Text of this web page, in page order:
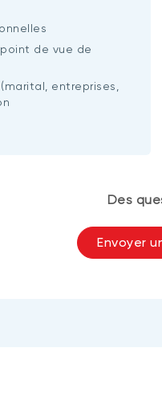
de vue de
(marital, entreprises,
Des
Envoyer